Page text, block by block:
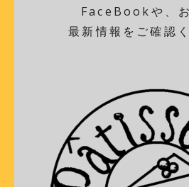
FaceBookや、
最新情報をご確認